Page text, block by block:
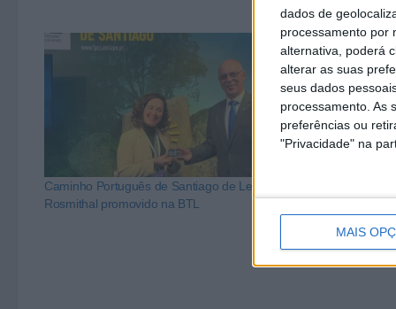
dados de
processamento por
alternativa, poderá
alterar as suas
seus dados
processamento. As
preferências ou
"Privacidade" na
MAIS
Caminho Português de Santiago de Leon de
Rosmithal promovido na BTL